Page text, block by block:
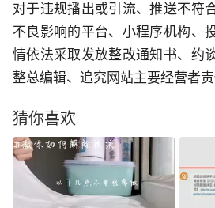
对于违规播出或引流、推送不符
不良影响的平台、小程序机构、
情依法采取发放整改通知书、约
整总编辑、追究网站主要经营者责
猜你喜欢